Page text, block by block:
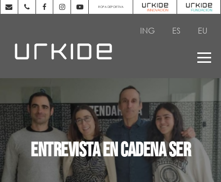
ROPA DEPORTIVA
ING ES EU
Entrevista en Cadena SER